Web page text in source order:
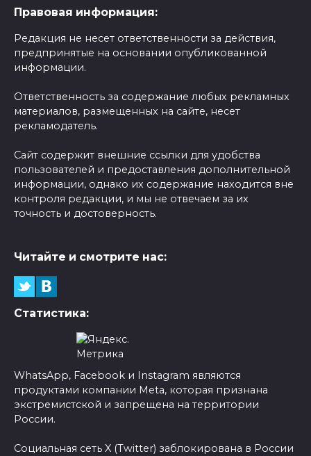
Правовая информация:
Редакция не несет ответственности за действия,
предпринятые на основании опубликованной
информации.
Ответственность за содержание любых рекламных
материалов, размещенных на сайте, несет
рекламодатель.
Сайт содержит внешние ссылки для удобства
пользователей и предоставления дополнительной
информации, однако их содержание находится вне
контроля редакции, и мы не отвечаем за их
точность и достоверность.
Читайте и смотрите нас:
Статистика:
WhatsApp, Facebook и Instagram являются
продуктами компании Meta, которая признана
экстремистской и запрещена на территории
России.
Социальная сеть X (Twitter) заблокирована в России